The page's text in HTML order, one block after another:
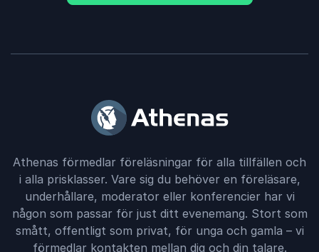
Athenas förmedlar föreläsningar för alla tillfällen och
i alla prisklasser. Vare sig du behöver en föreläsare,
underhållare, moderator eller konferencier har vi
någon som passar för just ditt evenemang. Stort som
smått, offentligt som privat, för unga och gamla – vi
förmedlar kontakten mellan dig och din talare.